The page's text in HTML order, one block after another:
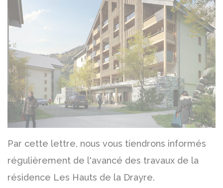
Par cette lettre, nous vous tiendrons informés
régulièrement de l'avancé des travaux de la
résidence Les Hauts de la Drayre.